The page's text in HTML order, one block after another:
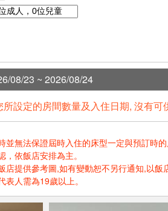
08/23 ~ 2026/08/24
所設定的房間數量及入住日期, 沒有
並無法保證屆時入住的床型一定與預訂時
依飯店安排為主。
店提供參考圖,如有變動恕不另行通知,以飯
人需為19歲以上。